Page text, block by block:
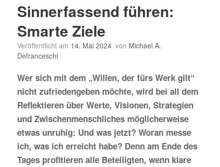
Sinnerfassend führen:
Smarte Ziele
Veröffentlicht am 14. Mai 2024 von Michael A.
Defranceschi
Wer sich mit dem „Willen, der fürs Werk gilt“
nicht zufriedengeben möchte, wird bei all dem
Reflektieren über Werte, Visionen, Strategien
und Zwischenmenschliches möglicherweise
etwas unruhig: Und was jetzt? Woran messe
ich, was ich erreicht habe? Denn am Ende des
Tages profitieren alle Beteiligten, wenn klare